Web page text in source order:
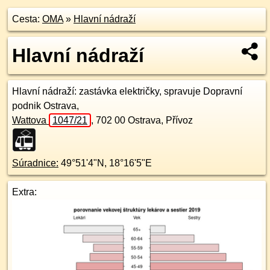
Cesta: OMA» Hlavní nádraží
Hlavní nádraží
Hlavní nádraží: zastávka električky, spravuje Dopravní
podnik Ostrava,
Wattova
1047/21 , 702 00 Ostrava, Přívoz
Súradnice: 49°51'4"N , 18°16'5"E
Extra: